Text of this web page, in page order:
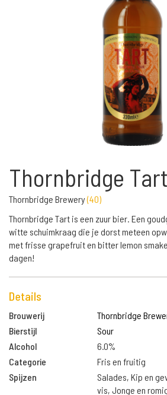
Thornbridge Tart
Thornbridge Brewery(40)
Thornbridge Tart is een zuur bier. Een
witte schuimkraag die je dorst meteen
met frisse grapefruit en bitter lemon
dagen!
Details
Brouwerij
Thornbridge
Bierstijl
Sour
Alcohol
6.0%
Categorie
Fris en fruitig
Spijzen
Salades, Kip en
vis, Jonge en